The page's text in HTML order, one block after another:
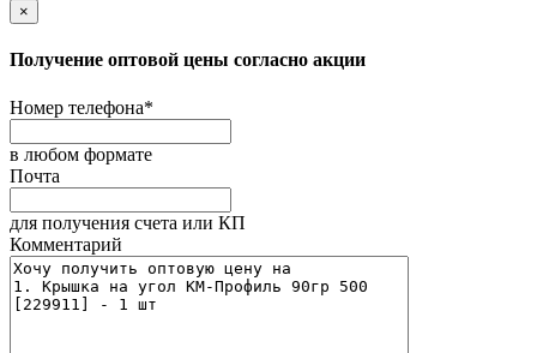
×
Получение оптовой цены согласно акции
Номер телефона*
в любом формате
Почта
для получения счета или КП
Комментарий